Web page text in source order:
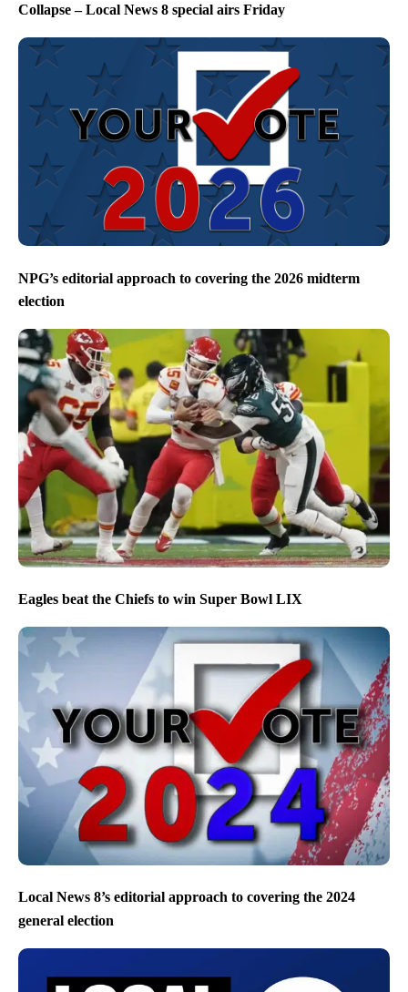
Collapse – Local News 8 special airs Friday
NPG’s editorial approach to covering the 2026 midterm
election
Eagles beat the Chiefs to win Super Bowl LIX
Local News 8’s editorial approach to covering the 2024
general election